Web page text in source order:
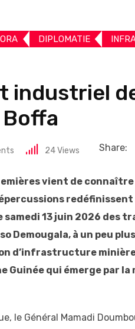
DIPLOMATIE
industriel
Boffa
24Views Share:
vient de
13 juin 2026 des
Demougala, à un peu
d’infrastructure
Guinée qui émerge
le Général Mamadi